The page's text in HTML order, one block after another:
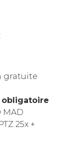
gratuite
MAD
25x +